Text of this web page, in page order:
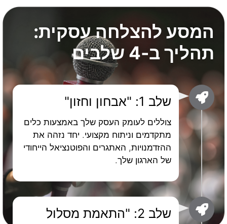
המסע להצלחה עסקית:
תהליך ב-4 שלבים
שלב 1: "אבחון וחזון"
צוללים לעומק העסק שלך באמצעות כלים
מתקדמים וניתוח מקצועי. יחד נזהה את
ההזדמנויות, האתגרים והפוטנציאל הייחודי
של הארגון שלך.
שלב 2: "התאמת מסלול